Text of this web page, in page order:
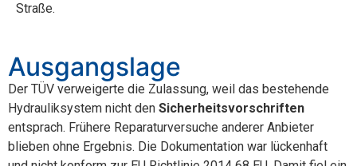
Straße.
Ausgangslage
Der TÜV verweigerte die Zulassung, weil das bestehende
Hydrauliksystem nicht den Sicherheitsvorschriften
entsprach. Frühere Reparaturversuche anderer Anbieter
blieben ohne Ergebnis. Die Dokumentation war lückenhaft